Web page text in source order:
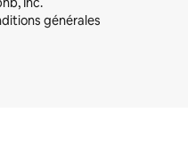
générales